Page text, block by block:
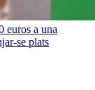
euros a una
se plats